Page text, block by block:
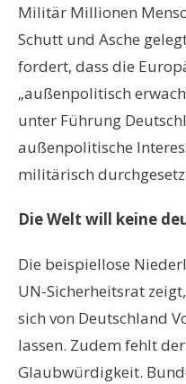
Militär Millionen
Schutt und Asche
fordert, dass die
„außenpolitisch
unter Führung
außenpolitische
militärisch
Die Welt will keine
Die beispiellose
UN-Sicherheitsrat
sich von Deutschland
lassen. Zudem fehlt
Glaubwürdigkeit.